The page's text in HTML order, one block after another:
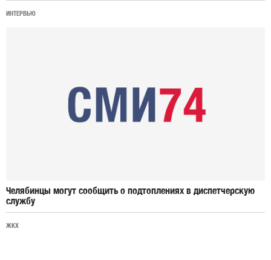
ИНТЕРВЬЮ
Челябинцы могут сообщить о подтоплениях в диспетчерскую
службу
ЖКХ